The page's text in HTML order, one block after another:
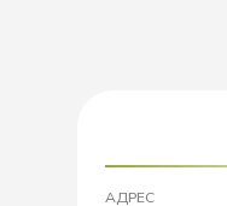
АДРЕС